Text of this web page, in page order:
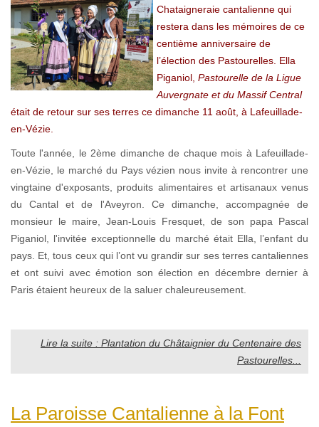
Chataigneraie cantalienne qui
restera dans les mémoires de ce
centième anniversaire de
l’élection des Pastourelles. Ella
Piganiol, Pastourelle de la Ligue
Auvergnate et du Massif Central
était de retour sur ses terres ce dimanche 11 août, à Lafeuillade-
en-Vézie.
Toute l'année, le 2ème dimanche de chaque mois à Lafeuillade-
en-Vézie, le marché du Pays vézien nous invite à rencontrer une
vingtaine d'exposants, produits alimentaires et artisanaux venus
du Cantal et de l'Aveyron. Ce dimanche, accompagnée de
monsieur le maire, Jean-Louis Fresquet, de son papa Pascal
Piganiol, l'invitée exceptionnelle du marché était Ella, l’enfant du
pays. Et, tous ceux qui l’ont vu grandir sur ses terres cantaliennes
et ont suivi avec émotion son élection en décembre dernier à
Paris étaient heureux de la saluer chaleureusement.
Lire la suite : Plantation du Châtaignier du Centenaire des
Pastourelles...
La Paroisse Cantalienne à la Font